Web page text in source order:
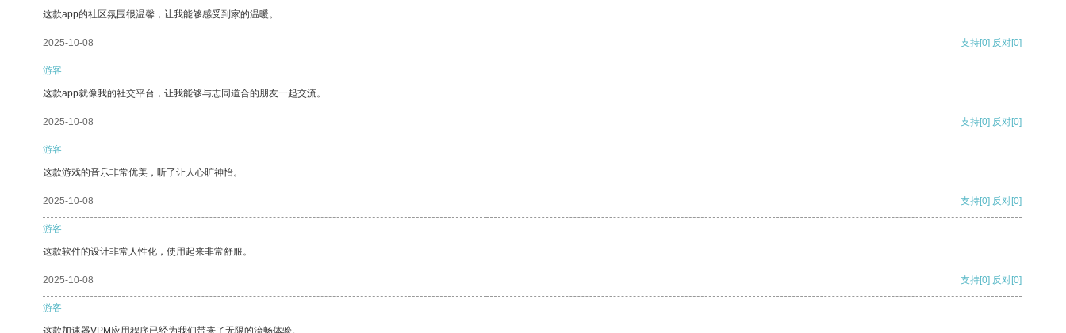
这款app的社区氛围很温馨，让我能够感受到家的温暖。
2025-10-08 支持[0] 反对[0]
游客
这款app就像我的社交平台，让我能够与志同道合的朋友一起交流。
2025-10-08 支持[0] 反对[0]
游客
这款游戏的音乐非常优美，听了让人心旷神怡。
2025-10-08 支持[0] 反对[0]
游客
这款软件的设计非常人性化，使用起来非常舒服。
2025-10-08 支持[0] 反对[0]
游客
这款加速器VPM应用程序已经为我们带来了无限的流畅体验。